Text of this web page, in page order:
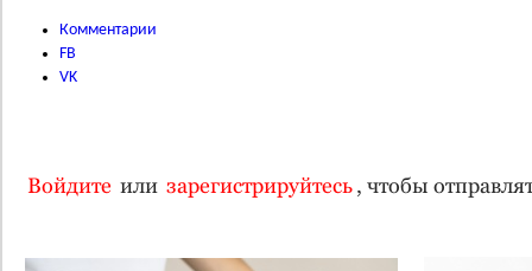
Комментарии
FB
VK
Войдите или зарегистрируйтесь, чтобы